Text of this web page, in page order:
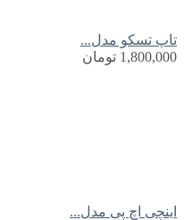
تاپ تسکو مدل...
1,800,000 تومان
اینچی اچ پی مدل...